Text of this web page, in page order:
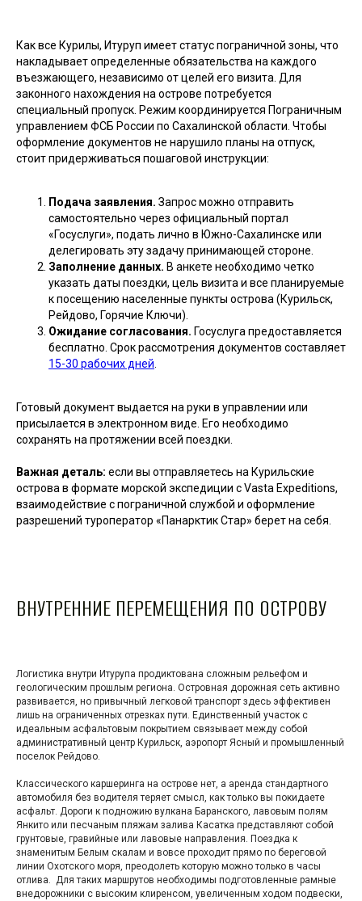
Как все Курилы, Итуруп имеет статус пограничной зоны, что
накладывает определенные обязательства на каждого
въезжающего, независимо от целей его визита. Для
законного нахождения на острове потребуется
специальный пропуск. Режим координируется Пограничным
управлением ФСБ России по Сахалинской области. Чтобы
оформление документов не нарушило планы на отпуск,
стоит придерживаться пошаговой инструкции:
Подача заявления. Запрос можно отправить
самостоятельно через официальный портал
«Госуслуги», подать лично в Южно-Сахалинске или
делегировать эту задачу принимающей стороне.
Заполнение данных. В анкете необходимо четко
указать даты поездки, цель визита и все планируемые
к посещению населенные пункты острова (Курильск,
Рейдово, Горячие Ключи).
Ожидание согласования. Госуслуга предоставляется
бесплатно. Срок рассмотрения документов составляет
15-30 рабочих дней.
Готовый документ выдается на руки в управлении или
присылается в электронном виде. Его необходимо
сохранять на протяжении всей поездки.
Важная деталь: если вы отправляетесь на Курильские
острова в формате морской экспедиции с Vasta Expeditions,
взаимодействие с пограничной службой и оформление
разрешений туроператор «Панарктик Стар» берет на себя.
ВНУТРЕННИЕ ПЕРЕМЕЩЕНИЯ ПО ОСТРОВУ
Логистика внутри Итурупа продиктована сложным рельефом и
геологическим прошлым региона. Островная дорожная сеть активно
развивается, но привычный легковой транспорт здесь эффективен
лишь на ограниченных отрезках пути. Единственный участок с
идеальным асфальтовым покрытием связывает между собой
административный центр Курильск, аэропорт Ясный и промышленный
поселок Рейдово.
Классического каршеринга на острове нет, а аренда стандартного
автомобиля без водителя теряет смысл, как только вы покидаете
асфальт. Дороги к подножию вулкана Баранского, лавовым полям
Янкито или песчаным пляжам залива Касатка представляют собой
грунтовые, гравийные или лавовые направления. Поездка к
знаменитым Белым скалам и вовсе проходит прямо по береговой
линии Охотского моря, преодолеть которую можно только в часы
отлива. Для таких маршрутов необходимы подготовленные рамные
внедорожники с высоким клиренсом, увеличенным ходом подвески,